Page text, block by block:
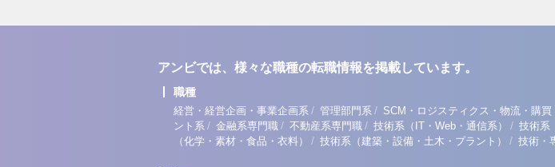
アンビでは、様々な職種の転職情報を掲載しています。
職種
経営・経営企画・事業企画系 / 管理部門系 / SCM・ロジスティクス・物流・購買
ント系 / 金融系専門職 / 不動産系専門職 / 技術系（IT・Web・通信系） / 技術系
（化学・素材・食品・衣料）
/ 技術系（建築・設備・土木・プラント） / 技術・